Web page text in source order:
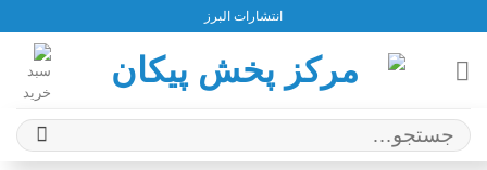
content
انتشارات البرز
جستجو
برای: